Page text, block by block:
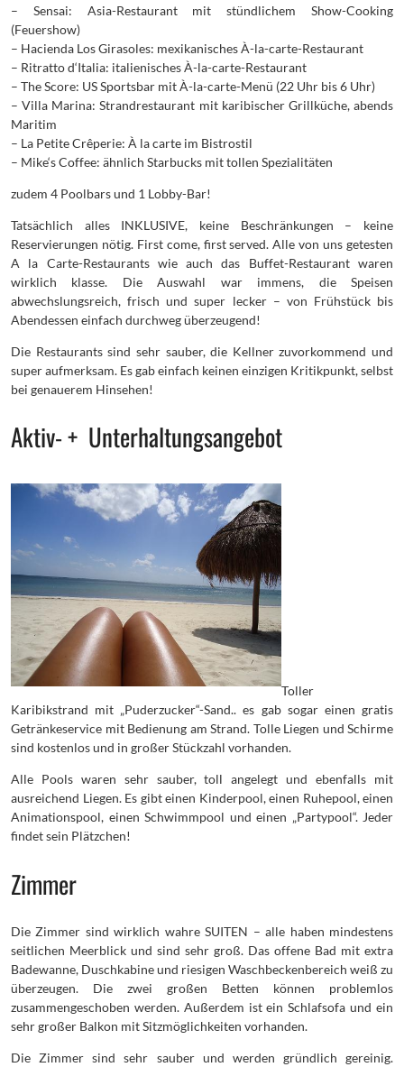
– Sensai: Asia-Restaurant mit stündlichem Show-Cooking
(Feuershow)
– Hacienda Los Girasoles: mexikanisches À-la-carte-Restaurant
– Ritratto d‘Italia: italienisches À-la-carte-Restaurant
– The Score: US Sportsbar mit À-la-carte-Menü (22 Uhr bis 6 Uhr)
– Villa Marina: Strandrestaurant mit karibischer Grillküche, abends
Maritim
– La Petite Crêperie: À la carte im Bistrostil
– Mike‘s Coffee: ähnlich Starbucks mit tollen Spezialitäten
zudem 4 Poolbars und 1 Lobby-Bar!
Tatsächlich alles INKLUSIVE, keine Beschränkungen – keine
Reservierungen nötig. First come, first served. Alle von uns getesten
A la Carte-Restaurants wie auch das Buffet-Restaurant waren
wirklich klasse. Die Auswahl war immens, die Speisen
abwechslungsreich, frisch und super lecker – von Frühstück bis
Abendessen einfach durchweg überzeugend!
Die Restaurants sind sehr sauber, die Kellner zuvorkommend und
super aufmerksam. Es gab einfach keinen einzigen Kritikpunkt, selbst
bei genauerem Hinsehen!
Aktiv- + Unterhaltungsangebot
Toller
Karibikstrand mit „Puderzucker“-Sand.. es gab sogar einen gratis
Getränkeservice mit Bedienung am Strand. Tolle Liegen und Schirme
sind kostenlos und in großer Stückzahl vorhanden.
Alle Pools waren sehr sauber, toll angelegt und ebenfalls mit
ausreichend Liegen. Es gibt einen Kinderpool, einen Ruhepool, einen
Animationspool, einen Schwimmpool und einen „Partypool“. Jeder
findet sein Plätzchen!
Zimmer
Die Zimmer sind wirklich wahre SUITEN – alle haben mindestens
seitlichen Meerblick und sind sehr groß. Das offene Bad mit extra
Badewanne, Duschkabine und riesigen Waschbeckenbereich weiß zu
überzeugen. Die zwei großen Betten können problemlos
zusammengeschoben werden. Außerdem ist ein Schlafsofa und ein
sehr großer Balkon mit Sitzmöglichkeiten vorhanden.
Die Zimmer sind sehr sauber und werden gründlich gereinig.